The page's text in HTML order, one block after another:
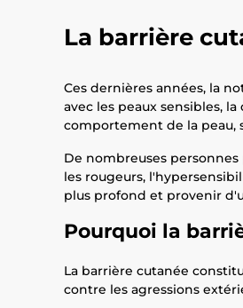
La barrière
Ces dernières années, la
avec les peaux sensibles,
comportement de la peau,
De nombreuses
les rougeurs,
plus profond et provenir
Pourquoi la
La barrière cutanée
contre les agressions